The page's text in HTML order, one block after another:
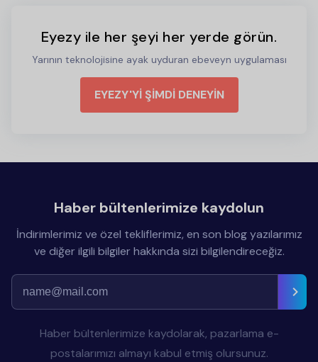
Eyezy ile her şeyi her yerde görün.
Yarının teknolojisine ayak uyduran ebeveyn uygulaması
EYEZY'Yİ ŞİMDİ DENEYİN
Haber bültenlerimize kaydolun
İndirimlerimiz ve özel tekliflerimiz, en son blog yazılarımız
ve diğer ilgili bilgiler hakkında sizi bilgilendireceğiz.
Haber bültenlerimize kaydolarak, pazarlama e-
postalarımızı almayı kabul etmiş olursunuz.